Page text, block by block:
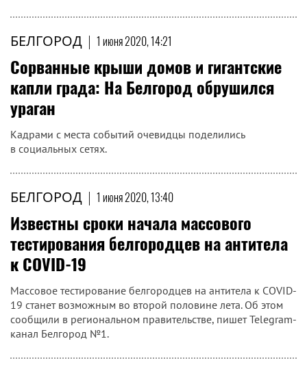
БЕЛГОРОД | 1 июня 2020, 14:21
Сорванные крыши домов и гигантские
капли града: На Белгород обрушился
ураган
Кадрами с места событий очевидцы поделились
в социальных сетях.
БЕЛГОРОД | 1 июня 2020, 13:40
Известны сроки начала массового
тестирования белгородцев на антитела
к COVID-19
Массовое тестирование белгородцев на антитела к COVID-
19 станет возможным во второй половине лета. Об этом
сообщили в региональном правительстве, пишет Telegram-
канал Белгород №1.